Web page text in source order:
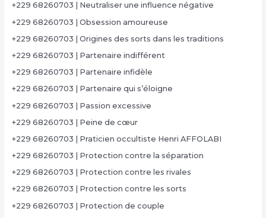
+229 68260703 | Neutraliser une influence négative
+229 68260703 | Obsession amoureuse
+229 68260703 | Origines des sorts dans les traditions
+229 68260703 | Partenaire indifférent
+229 68260703 | Partenaire infidèle
+229 68260703 | Partenaire qui s’éloigne
+229 68260703 | Passion excessive
+229 68260703 | Peine de cœur
+229 68260703 | Praticien occultiste Henri AFFOLABI
+229 68260703 | Protection contre la séparation
+229 68260703 | Protection contre les rivales
+229 68260703 | Protection contre les sorts
+229 68260703 | Protection de couple